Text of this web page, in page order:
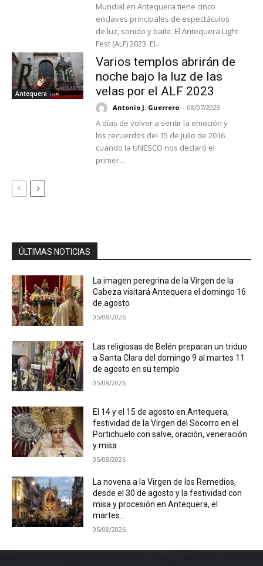
Mundial en Antequera tiene cinco
enclaves principales de espectáculos
de luz, sonido y baile. El Antequera Light
Fest (ALF) 2023. El...
Antequera
Varios templos abrirán de
noche bajo la luz de las
velas por el ALF 2023
Antonio J. Guerrero - 08/07/2023
A días de volver a sentir la emoción y
los recuerdos del 15 de julio de 2016
cuando la UNESCO nos declaró el
primer...
ÚLTIMAS NOTICIAS
La imagen peregrina de la Virgen de la
Cabeza visitará Antequera el domingo 16
de agosto
05/08/2026
Las religiosas de Belén preparan un triduo
a Santa Clara del domingo 9 al martes 11
de agosto en su templo
05/08/2026
El 14 y el 15 de agosto en Antequera,
festividad de la Virgen del Socorro en el
Portichuelo con salve, oración, veneración
y misa
05/08/2026
La novena a la Virgen de los Remedios,
desde el 30 de agosto y la festividad con
misa y procesión en Antequera, el
martes...
05/08/2026